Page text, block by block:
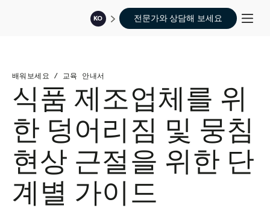
KO 전문가와 상담해 보세요
배워보세요 / 교육 안내서
식품 제조업체를 위
한 덩어리짐 및 뭉침
현상 근절을 위한 단
계별 가이드